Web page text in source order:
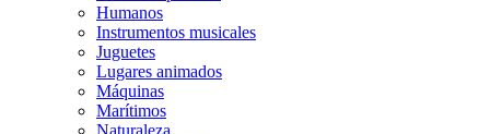
Humanos
Instrumentos musicales
Juguetes
Lugares animados
Máquinas
Marítimos
Naturaleza